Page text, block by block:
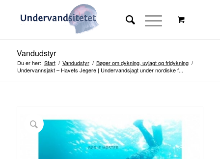
Vandudstyr
Du er her: Start / Vandudstyr / Bøger om dykning, uvjagt og fridykning /
Undervannsjakt – Havets Jegere | Undervandsjagt under nordiske f...